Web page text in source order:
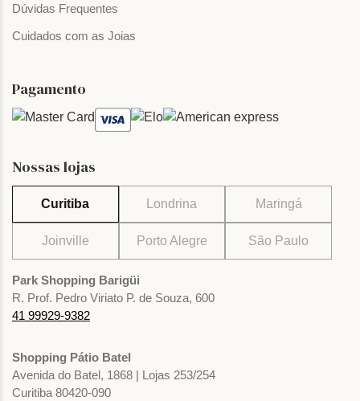
Dúvidas Frequentes
Cuidados com as Joias
Pagamento
Nossas lojas
Curitiba Londrina Maringá
Joinville Porto Alegre São Paulo
Park Shopping Barigüi
R. Prof. Pedro Viriato P. de Souza, 600
41 99929-9382
Shopping Pátio Batel
Avenida do Batel, 1868 | Lojas 253/254
Curitiba 80420-090